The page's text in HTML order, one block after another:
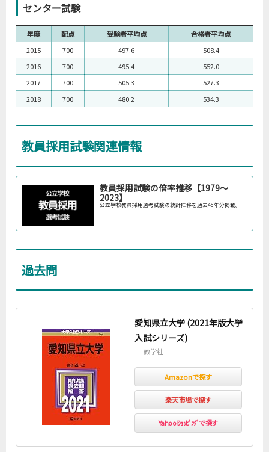
センター試験
年度 配点 受験者平均点
合格者平均点
2015
700 497.6
508.4
2016
700 495.4
552.0
2017
700 505.3
527.3
2018
700 480.2 534.3
教員採用試験関連情報
教員採用試験の倍率推移【1979～
2023】
公立学校教員採用選考試験の統計推移を過去45年分掲載。
過去問
愛知県立大学 (2021年版大学
入試シリーズ)
教学社
Amazonで探す
楽天市場で探す
Yahoo!ｼｮｯﾋﾟﾝｸﾞで探す